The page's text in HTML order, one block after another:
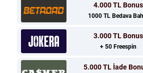
4.000 TL Bonus
1000 TL Bedava
3.000 TL Bonus
+ 50 Freespin
5.000 TL İade